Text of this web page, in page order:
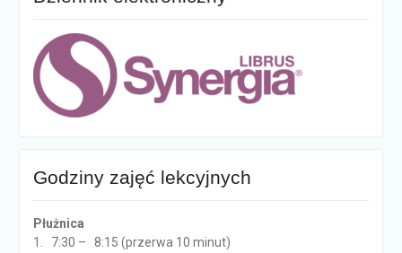
Godziny zajęć lekcyjnych
Płużnica
1. 7:30 – 8:15 (przerwa 10 minut)